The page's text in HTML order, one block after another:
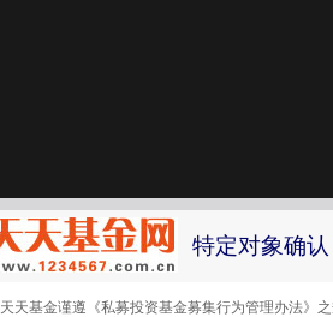
特定对象确认
天天基金谨遵《私募投资基金募集行为管理办法》